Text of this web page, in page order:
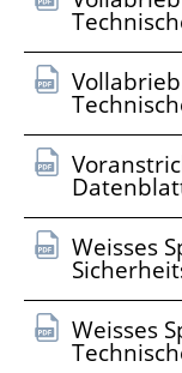
Weisses
Weisses